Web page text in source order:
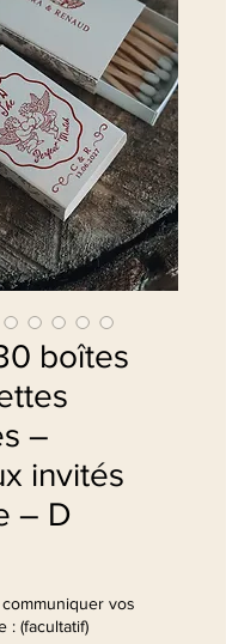
boîtes
–
invités
– D
vos
: (facultatif)